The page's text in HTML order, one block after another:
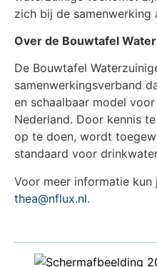
zich bij de samenwerking
Over de Bouwtafel
De Bouwtafel
samenwerkingsverband
en schaalbaar model
Nederland. Door kennis
op te doen, wordt
standaard voor
Voor meer informatie
thea@nflux.nl.